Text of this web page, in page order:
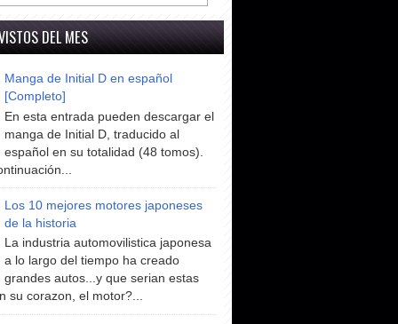
DEL MES
Manga de Initial D en español
[Completo]
En esta entrada pueden descargar el
manga de Initial D, traducido al
español en su totalidad (48 tomos).
Los 10 mejores motores japoneses
de la historia
La industria automovilistica japonesa
a lo largo del tiempo ha creado
grandes autos...y que serian estas
su corazon, el motor?...